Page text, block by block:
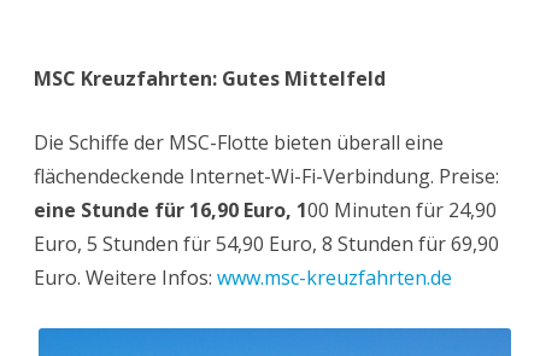
MSC Kreuzfahrten: Gutes Mittelfeld
Die Schiffe der MSC-Flotte bieten überall eine
flächendeckende Internet-Wi-Fi-Verbindung. Preise:
eine Stunde für 16,90 Euro, 100 Minuten für 24,90
Euro, 5 Stunden für 54,90 Euro, 8 Stunden für 69,90
Euro. Weitere Infos: www.msc-kreuzfahrten.de